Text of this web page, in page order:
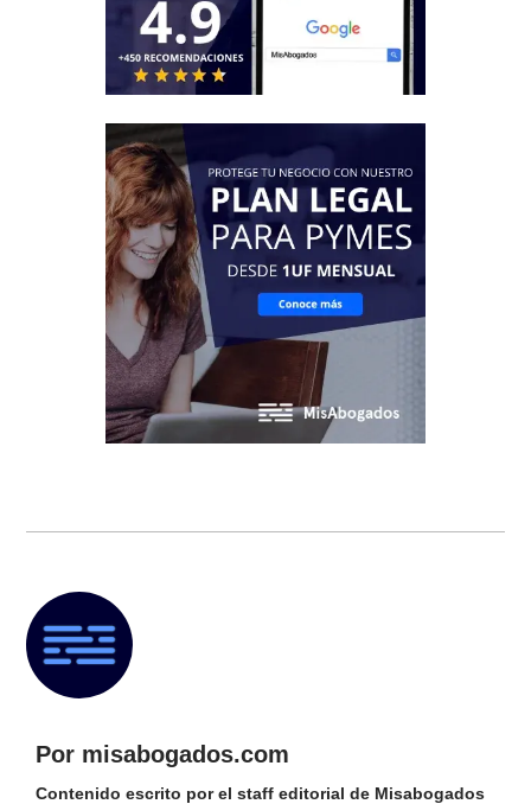
Por misabogados.com
Contenido escrito por el staff editorial de Misabogados